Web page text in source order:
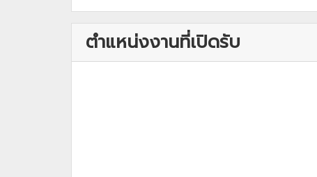
ตำแหน่งงานที่เปิดรับ